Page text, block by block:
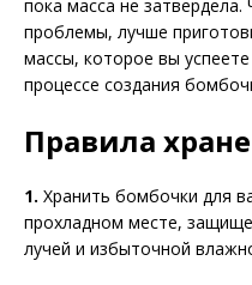
пока масса не
проблемы, лучше
массы, которое вы
процессе создания
Правила
1. Хранить бомбочки для
прохладном месте,
лучей и избыточной